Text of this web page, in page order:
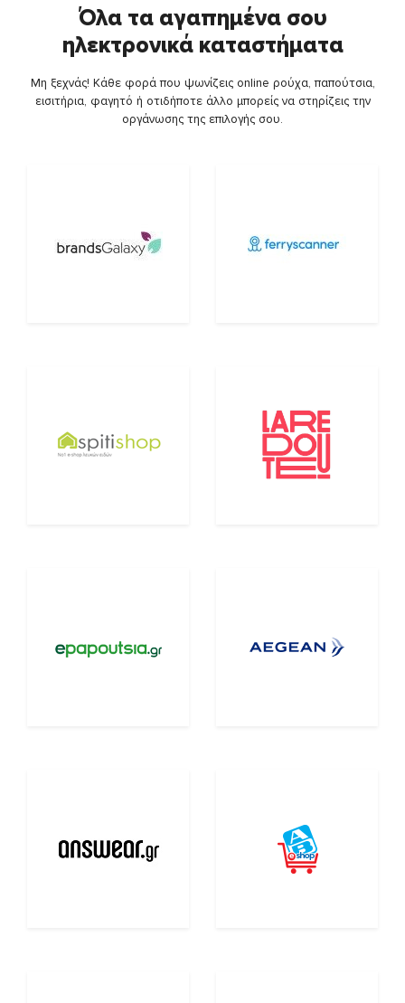
Όλα τα αγαπημένα σου
ηλεκτρονικά καταστήματα
Μη ξεχνάς! Κάθε φορά που ψωνίζεις online ρούχα, παπούτσια,
εισιτήρια, φαγητό ή οτιδήποτε άλλο μπορείς να στηρίζεις την
οργάνωσης της επιλογής σου.